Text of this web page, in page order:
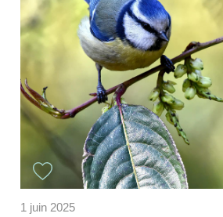
1 juin 2025